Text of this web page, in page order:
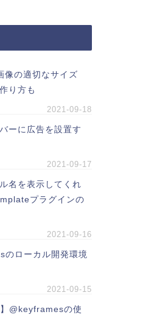
像の適切なサイズ
り方も
2021-09-18
ーに広告を設置す
2021-09-17
名を表示してくれ
プラグインの
2021-09-16
のローカル開発環境
2021-09-15
】@keyframesの使